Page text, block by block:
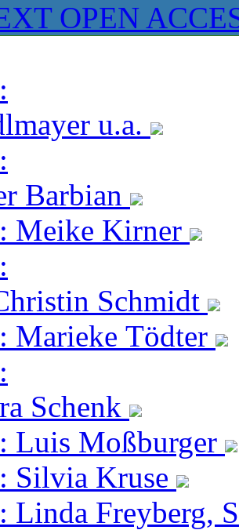
OPEN
u.a.
Barbian
Meike Kirner
Schmidt
Marieke Tödter
Schenk
Luis Moßburger
Silvia Kruse
Linda Freyberg,